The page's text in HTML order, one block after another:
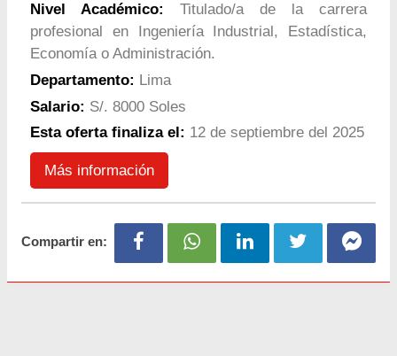
Nivel Académico:
Titulado/a de la carrera
profesional en Ingeniería Industrial, Estadística,
Economía o Administración.
Departamento: Lima
Salario: S/. 8000 Soles
Esta oferta finaliza el: 12 de septiembre del 2025
Más información
Compartir en: